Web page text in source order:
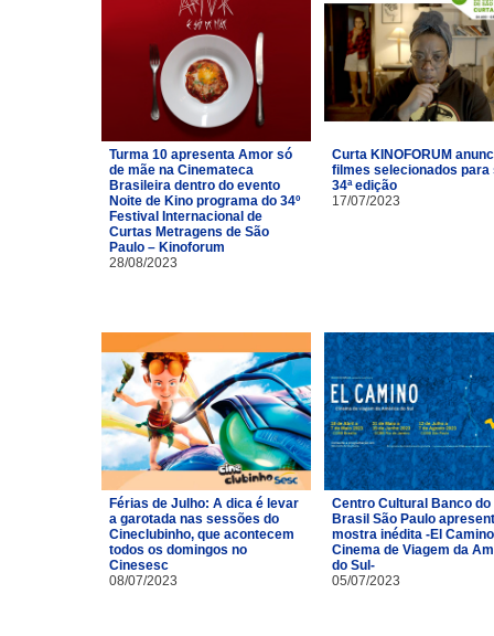
Turma 10 apresenta Amor só
de mãe na Cinemateca
Brasileira dentro do evento
Noite de Kino programa do 34º
Festival Internacional de
Curtas Metragens de São
Paulo – Kinoforum
28/08/2023
Curta KINOFORUM
filmes selecionados para
34ª edição
17/07/2023
Férias de Julho: A dica é levar
a garotada nas sessões do
Cineclubinho, que acontecem
todos os domingos no
Cinesesc
08/07/2023
Centro Cultural Banco do
Brasil São Paulo
mostra inédita -El
Cinema de Viagem da
do Sul-
05/07/2023